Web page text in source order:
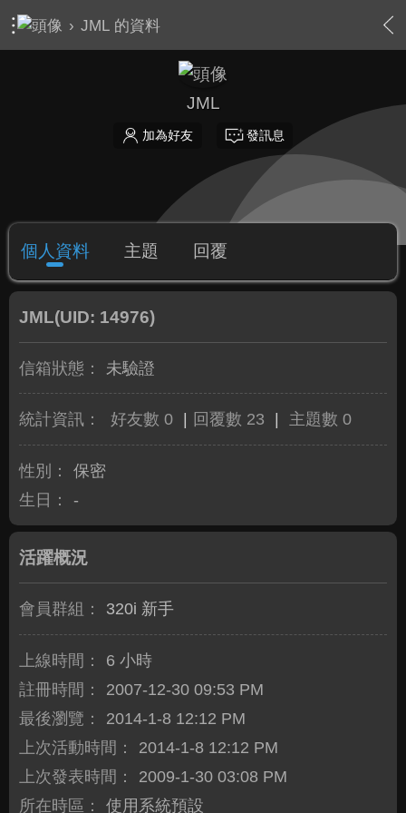
› JML 的資料
JML
加為好友 發訊息
個人資料 主題 回覆
JML(UID: 14976)
信箱狀態： 未驗證
統計資訊： 好友數 0 回覆數 23 主題數 0
性別：
保密
生日：
-
活躍概況
會員群組： 320i 新手
上線時間：
6 小時
註冊時間：
2007-12-30 09:53 PM
最後瀏覽：
2014-1-8 12:12 PM
上次活動時間：
2014-1-8 12:12 PM
上次發表時間：
2009-1-30 03:08 PM
所在時區：
使用系統預設